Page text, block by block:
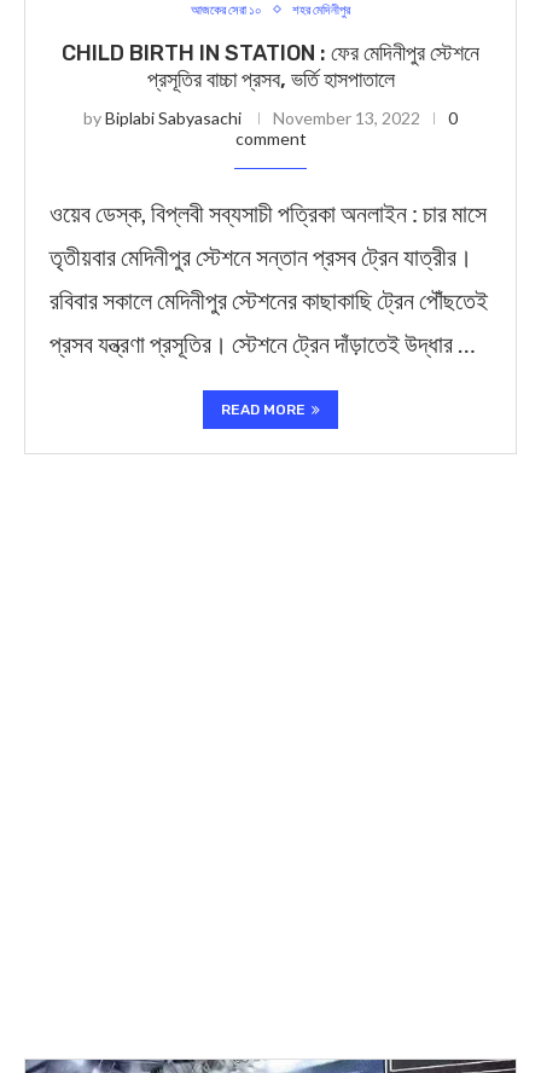
আজকের সেরা ১০ শহর মেদিনীপুর
CHILD BIRTH IN STATION : ফের মেদিনীপুর স্টেশনে
প্রসূতির বাচ্চা প্রসব, ভর্তি হাসপাতালে
byBiplabi Sabyasachi November 13, 2022
0
comment
ওয়েব ডেস্ক, বিপ্লবী সব্যসাচী পত্রিকা অনলাইন : চার মাসে
তৃতীয়বার মেদিনীপুর স্টেশনে সন্তান প্রসব ট্রেন যাত্রীর।
রবিবার সকালে মেদিনীপুর স্টেশনের কাছাকাছি ট্রেন পৌঁছতেই
প্রসব যন্ত্রণা প্রসূতির। স্টেশনে ট্রেন দাঁড়াতেই উদ্ধার …
READ MORE